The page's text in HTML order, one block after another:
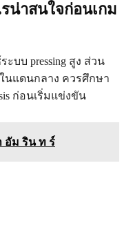
น่าสนใจก่อนเกม
บบ pressing สูง ส่วน
นแดนกลาง ควรศึกษา
ก่อนเริ่มแข่งขัน
อัม ริน ท ร์